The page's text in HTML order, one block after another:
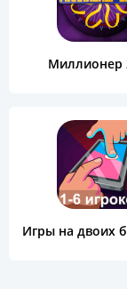
Миллионер